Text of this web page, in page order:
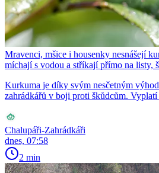
Mravenci, mšice i housenky nesnášejí
míchají s vodou a stříkají přímo na listy,
Kurkuma je díky svým nesčetným
zahrádkářů v boji proti škůdcům. Vyplatí
Chalupáři-Zahrádkáři
dnes, 07:58
2 min